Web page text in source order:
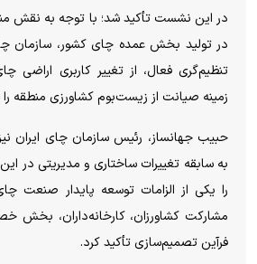
در این نشست تأکید شد؛ با توجه به نقش
در تولید بخش عمده چای کشور، سازمان
تنظیم‌گری فعال، از تغییر کاربری اراضی
زمینه صیانت از زیست‌بوم کشاورزی منطقه را
حبیب جهانساز، رئیس سازمان چای ایران
به سابقه تغییرات ساختاری و مدیریتی در
را یکی از الزامات توسعه پایدار صنعت
مشارکت کشاورزان، کارخانه‌داران، بخش
فرآین تصمیم‌سازی تأکید کرد.